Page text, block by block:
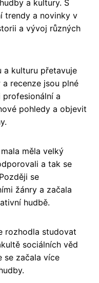
a kultury. S
trendy a novinky v
a vývoj různých
a kulturu přetavuje
recenze jsou plné
profesionální a
pohledy a objevit
měla velký
a tak se
se
žánry a začala
hudbě.
rozhodla studovat
sociálních věd
se začala více